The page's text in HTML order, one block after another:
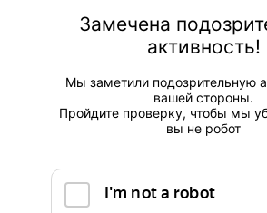
Замечена
активность!
Мы заметили подозрительную
вашей стороны.
Пройдите проверку, чтобы мы
вы не робот